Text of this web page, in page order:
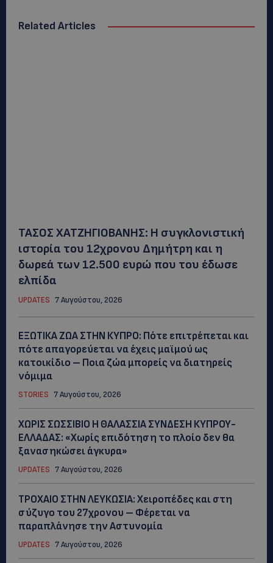
Related Articles
ΤΑΣΟΣ ΧΑΤΖΗΓΙΟΒΑΝΗΣ: Η συγκλονιστική
ιστορία του 12χρονου Δημήτρη και η
δωρεά των 12.500 ευρώ που του έδωσε
ελπίδα
UPDATES 7 Αυγούστου, 2026
ΕΞΩΤΙΚΑ ΖΩΑ ΣΤΗΝ ΚΥΠΡΟ: Πότε επιτρέπεται και
πότε απαγορεύεται να έχεις μαϊμού ως
κατοικίδιο – Ποια ζώα μπορείς να διατηρείς
νόμιμα
STORIES 7 Αυγούστου, 2026
ΧΩΡΙΣ ΣΩΣΣΙΒΙΟ Η ΘΑΛΑΣΣΙΑ ΣΥΝΔΕΣΗ ΚΥΠΡΟΥ-
ΕΛΛΑΔΑΣ: «Χωρίς επιδότηση το πλοίο δεν θα
ξανασηκώσει άγκυρα»
UPDATES 7 Αυγούστου, 2026
ΤΡΟΧΑΙΟ ΣΤΗΝ ΛΕΥΚΩΣΙΑ: Χειροπέδες και στη
σύζυγο του 27χρονου – Φέρεται να
παραπλάνησε την Αστυνομία
UPDATES 7 Αυγούστου, 2026